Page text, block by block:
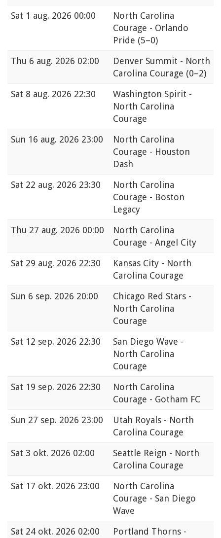
Sat 1 aug. 2026 00:00
North Carolina
Courage - Orlando
Pride (5–0)
Thu 6 aug. 2026 02:00
Denver Summit - North
Carolina Courage (0–2)
Sat 8 aug. 2026 22:30
Washington Spirit -
North Carolina
Courage
Sun 16 aug. 2026 23:00
North Carolina
Courage - Houston
Dash
Sat 22 aug. 2026 23:30
North Carolina
Courage - Boston
Legacy
Thu 27 aug. 2026 00:00
North Carolina
Courage - Angel City
Sat 29 aug. 2026 22:30
Kansas City - North
Carolina Courage
Sun 6 sep. 2026 20:00
Chicago Red Stars -
North Carolina
Courage
Sat 12 sep. 2026 22:30
San Diego Wave -
North Carolina
Courage
Sat 19 sep. 2026 22:30
North Carolina
Courage - Gotham FC
Sun 27 sep. 2026 23:00
Utah Royals - North
Carolina Courage
Sat 3 okt. 2026 02:00
Seattle Reign - North
Carolina Courage
Sat 17 okt. 2026 23:00
North Carolina
Courage - San Diego
Wave
Sat 24 okt. 2026 02:00
Portland Thorns -